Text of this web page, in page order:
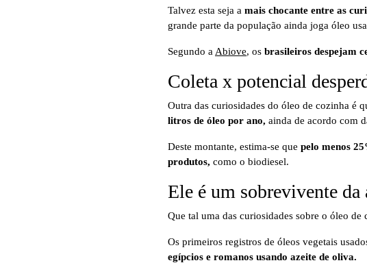
Talvez esta seja a mais chocante entre as
grande parte da população ainda joga óleo
Segundo a Abiove, os brasileiros despejam
Coleta x potencial
Outra das curiosidades do óleo de cozinha é
litros de óleo por ano, ainda de acordo com
Deste montante, estima-se que pelo menos
produtos, como o biodiesel.
Ele é um sobrevivente da
Que tal uma das curiosidades sobre o óleo
Os primeiros registros de óleos vegetais
egípcios e romanos usando azeite de oliva.